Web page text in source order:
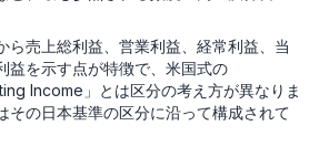
ら売上総利益、営業利益、経常利益、当
益を示す点が特徴で、米国式の
Income」とは区分の考え方が異なりま
その日本基準の区分に沿って構成されて